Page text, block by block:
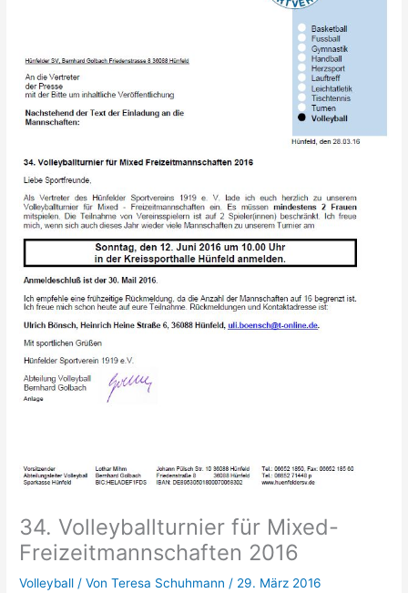
34. Volleyballturnier für Mixed-
Freizeitmannschaften 2016
Volleyball / VonTeresa Schuhmann / 29. März 2016